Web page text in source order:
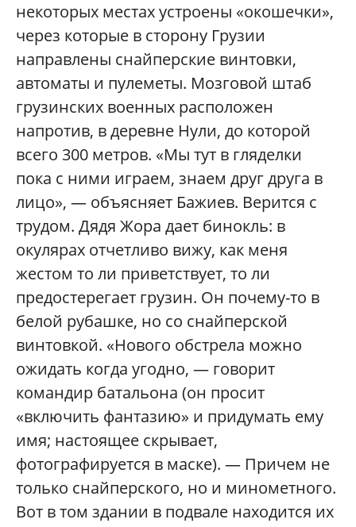
некоторых местах устроены «окошечки»,
через которые в сторону Грузии
направлены снайперские винтовки,
автоматы и пулеметы. Мозговой штаб
грузинских военных расположен
напротив, в деревне Нули, до которой
всего 300 метров. «Мы тут в гляделки
пока с ними играем, знаем друг друга в
лицо», — объясняет Бажиев. Верится с
трудом. Дядя Жора дает бинокль: в
окулярах отчетливо вижу, как меня
жестом то ли приветствует, то ли
предостерегает грузин. Он почему-то в
белой рубашке, но со снайперской
винтовкой. «Нового обстрела можно
ожидать когда угодно, — говорит
командир батальона (он просит
«включить фантазию» и придумать ему
имя; настоящее скрывает,
фотографируется в маске). — Причем не
только снайперского, но и минометного.
Вот в том здании в подвале находится их